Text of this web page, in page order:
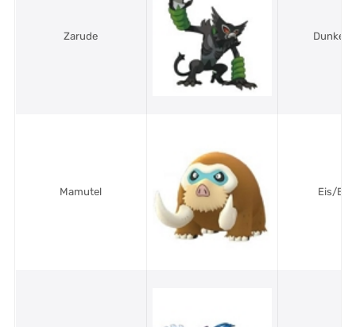
Zarude Dunkel/
Mamutel Eis/